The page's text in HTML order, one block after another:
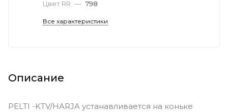
Цвет RR — 798
Все характеристики
Описание
PELTI -KTV/HARJA устанавливается на коньке